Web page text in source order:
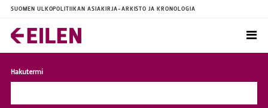
SUOMEN ULKOPOLITIIKAN ASIAKIRJA-ARKISTO JA KRONOLOGIA
Hakutermi